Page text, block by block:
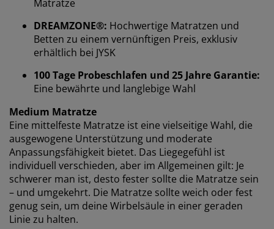
Matratze
DREAMZONE®: Hochwertige Matratzen und
Betten zu einem vernünftigen Preis, exklusiv
erhältlich bei JYSK
100 Tage Probeschlafen und 25 Jahre Garantie:
Eine bewährte und langlebige Wahl
Medium Matratze
Eine mittelfeste Matratze ist eine vielseitige Wahl, die
ausgewogene Unterstützung und moderate
Anpassungsfähigkeit bietet. Das Liegegefühl ist
individuell verschieden, aber im Allgemeinen gilt: Je
schwerer man ist, desto fester sollte die Matratze sein
– und umgekehrt. Die Matratze sollte weich oder fest
genug sein, um deine Wirbelsäule in einer geraden
Linie zu halten.
Wir personalisieren dein Erlebnis
Bei JYSK verwenden wir Cookies und mobile
Website zu bieten. Cookies sammeln Informationen
über dich, um Funktionen, Statistiken und relevante
Werbung zu ermöglichen.
Wenn du Marketing-Cookies akzeptierst, teilen wir
deine Browsing-Daten mit unseren Marketingpartnern
(z. B. Google, Meta und TikTok), um personalisierte und
statische Anzeigen zu schalten. Weitere Informationen
zu den Zwecken findest du unter „Einstellungen“, wo